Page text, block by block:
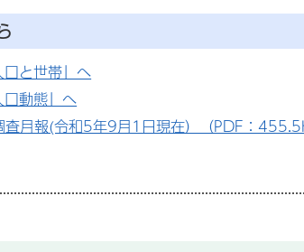
と世帯」へ
動態」へ
査月報(令和5年9月1日現在）（PDF：